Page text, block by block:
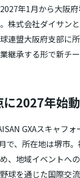
年1月から大阪
株式会社ダイサン
連盟大阪府支部に
継承する形で新チ
2027年始動
GXAスキャフ
で、所在地は堺市
、地域イベントへ
球を通じた国際交